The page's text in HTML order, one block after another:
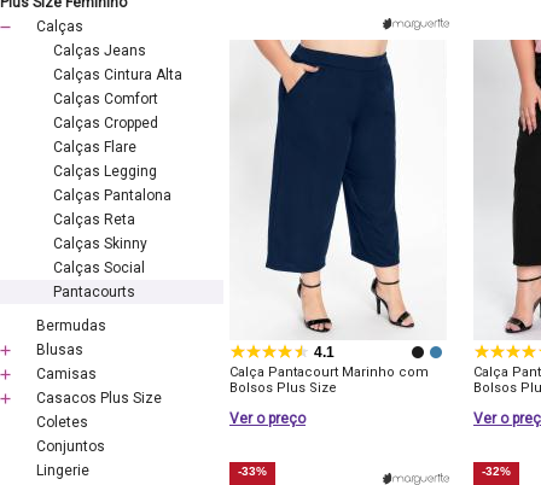
Calças
Calças Jeans
Calças Cintura Alta
Calças Comfort
Calças Cropped
Calças Flare
Calças Legging
Calças Pantalona
Calças Reta
Calças Skinny
Calças Social
Pantacourts
Bermudas
Blusas
Camisas
Casacos Plus Size
Coletes
Conjuntos
Lingerie
4.1
Calça Pantacourt Marinho com
Bolsos Plus Size
Ver o preço
Calça
Bolsos
Ver o
-33% -32%